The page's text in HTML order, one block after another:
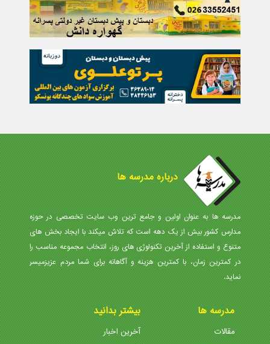
درباره مدرسه ها
مدرسه ها به عنوان اولین و جامع ترین وب سایت تخصصی در حوزه
مدارس کشور بیش از یک دهه است که تلاش میکند با ایجاد بخش های
متنوع و استفاده از آخرین تکنولوژی های روز، انتخاب مجموعه مناسب را
در کمترین زمان، با کمترین هزینه و آگاهانه برای شما مردم عزیزمیسر
نماید.
مدرسه ها
مقالات
بیشتر بدانید
آخرین اخبار